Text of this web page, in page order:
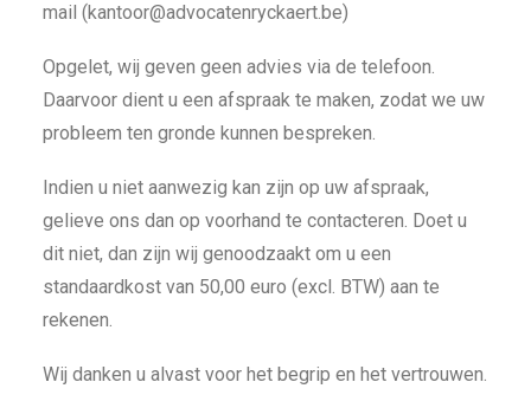
mail (kantoor@advocatenryckaert.be)
Opgelet, wij geven geen advies via de telefoon.
Daarvoor dient u een afspraak te maken, zodat we uw
probleem ten gronde kunnen bespreken.
Indien u niet aanwezig kan zijn op uw afspraak,
gelieve ons dan op voorhand te contacteren. Doet u
dit niet, dan zijn wij genoodzaakt om u een
standaardkost van 50,00 euro (excl. BTW) aan te
rekenen.
Wij danken u alvast voor het begrip en het vertrouwen.